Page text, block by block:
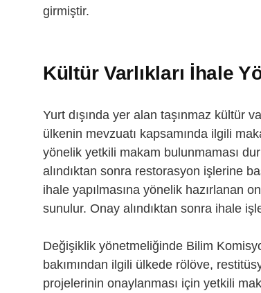
girmiştir.
Kültür Varlıkları İhale
Yurt dışında yer alan taşınmaz kültür
ülkenin mevzuatı kapsamında ilgili
yönelik yetkili makam bulunmaması
alındıktan sonra restorasyon işlerine
ihale yapılmasına yönelik hazırlanan
sunulur. Onay alındıktan sonra ihale
Değişiklik yönetmeliğinde Bilim
bakımından ilgili ülkede rölöve,
projelerinin onaylanması için yetkili